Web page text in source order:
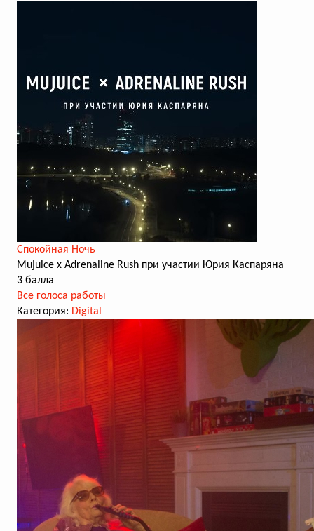
Спокойная Ночь
Mujuice x Adrenaline Rush при участии Юрия Каспаряна
3 балла
Все голоса работы
Категория: Digital